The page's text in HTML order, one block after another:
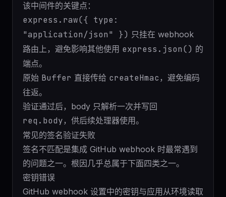
该中间件的关键点：
express.raw({ type:
"application/json" }) 只挂在 webhook
路由上，避免影响其他使用 express.json() 的
端点。
原始 Buffer 直接传给 createHmac ，避免编码
往返。
验证通过后，body 只解析一次并写回
req.body ，供后续处理器使用。
常见的签名验证失败
签名不匹配是集成 GitHub webhook 时最常遇到
的问题之一。根因几乎总属于下面四类之一。
密钥错误
GitHub webhook 设置中的密钥与应用从环境读取